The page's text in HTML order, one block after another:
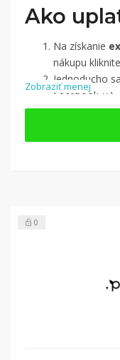
Ako
Na získanie
nákupu
Jednoducho
Facebook-u.)
Jednoducho si
(v
Kliknite na
Zobraziť menej
0